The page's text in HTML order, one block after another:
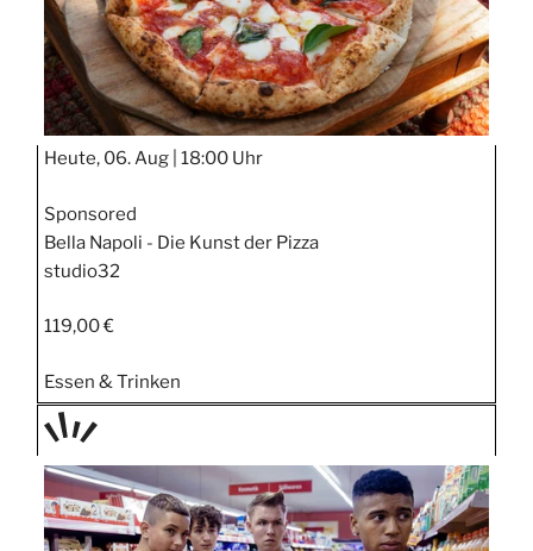
Heute, 06. Aug | 18:00 Uhr
Sponsored
Bella Napoli - Die Kunst der Pizza
studio32
119,00 €
Essen & Trinken
TAGE
STIPP